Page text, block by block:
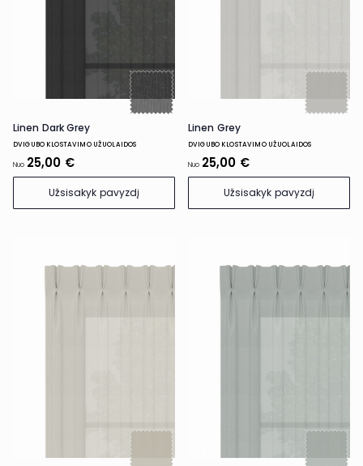
Linen Dark Grey
DVIGUBO KLOSTAVIMO UŽUOLAIDOS
Nuo 25,00 €
Užsisakyk pavyzdį
Linen Grey
DVIGUBO KLOSTAVIMO UŽUOLAIDOS
Nuo 25,00 €
Užsisakyk pavyzdį